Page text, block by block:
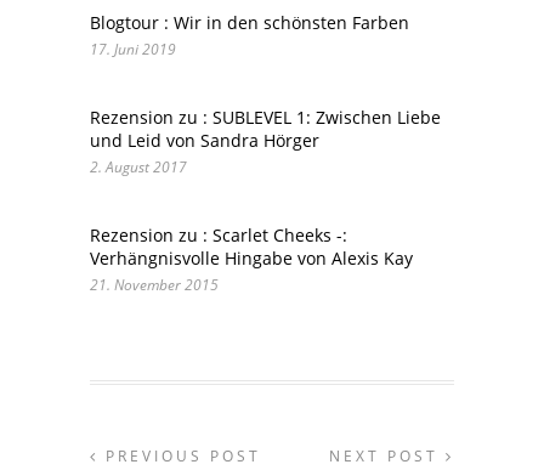
Blogtour : Wir in den schönsten Farben
17. Juni 2019
Rezension zu : SUBLEVEL 1: Zwischen Liebe
und Leid von Sandra Hörger
2. August 2017
Rezension zu : Scarlet Cheeks -:
Verhängnisvolle Hingabe von Alexis Kay
21. November 2015
PREVIOUS POST NEXT POST